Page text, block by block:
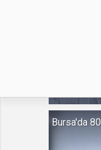
Bursa'da